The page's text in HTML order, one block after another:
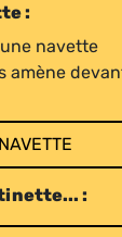
:
navette
amène
: